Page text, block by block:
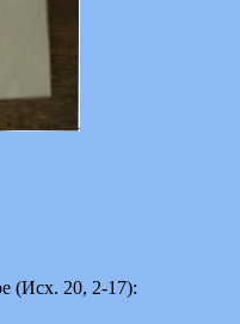
(Исх. 20, 2-17):